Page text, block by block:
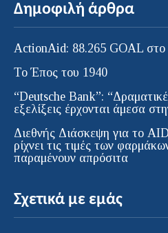
Δημοφιλή άρθρα
ActionAid: 88.265 GOAL στο
Το Έπος του 1940
“Deutsche Bank”:
εξελίξεις έρχονται άμεσα
Διεθνής Διάσκεψη για το
ρίχνει τις τιμές των
παραμένουν απρόσιτα
Σχετικά με εμάς